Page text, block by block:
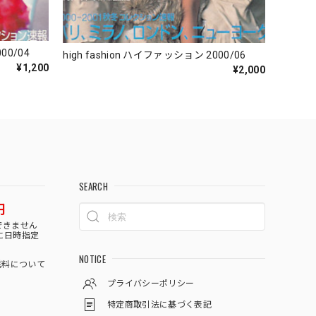
04
¥1,200
high fashion ハイファッション 2000/06
¥2,000
きません
日時指定
について
SEARCH
NOTICE
プライバシーポリシー
特定商取引法に基づく表記